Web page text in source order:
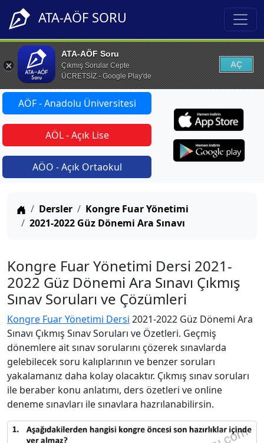
ATA-AÖF SORU
ATA-AÖF Soru
Çıkmış Sorular Cepte
ÜCRETSİZ - Google Play'de
AÇ
AÖF - Anadolu Üniversitesi
AÖL - Açık Lise
AÖO - Açık Ortaokul
Anasayfa
Dersler
Kongre Fuar Yönetimi
2021-2022 Güz Dönemi Ara Sınavı
Kongre Fuar Yönetimi Dersi 2021-
2022 Güz Dönemi Ara Sınavı Çıkmış
Sınav Soruları ve Çözümleri
Kongre Fuar Yönetimi Dersi 2021-2022 Güz Dönemi Ara
Sınavı Çıkmış Sınav Soruları ve Özetleri. Geçmiş
dönemlere ait sınav sorularını çözerek sınavlarda
gelebilecek soru kalıplarının ve benzer soruları
yakalamanız daha kolay olacaktır. Çıkmış sınav soruları
ile beraber konu anlatımı, ders özetleri ve online
deneme sınavları ile sınavlara hazrılanabilirsin.